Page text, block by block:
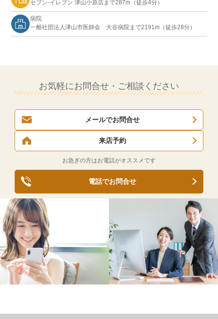
セブン-イレブン 津山小原店まで287m（徒歩4分）
病院
一般社団法人津山市医師会 大谷病院まで2191m（徒歩28分）
お気軽にお問合せ・ご相談ください
メールでお問合せ
来店予約
お急ぎの方はお電話がオススメです
電話でお問合せ